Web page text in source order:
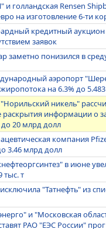
голландская Rensen
на изготовление 6-ти
кредитный аукцион
заявок
заметно понизился в
аэропорт
на 6.3% до
никель"
раскрытия информации о
до 20 млрд долл
компания
3.46 млрд долл
в июне
тыс. т
исключила "Татнефть" из
и "Московская
РАО "ЕЭС России"